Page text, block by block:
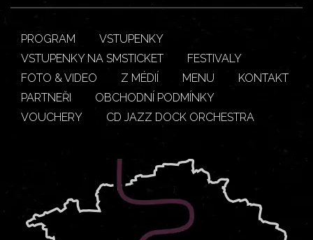
PROGRAM
VSTUPENKY
VSTUPENKY NA SMSTICKET
FESTIVALY
FOTO & VIDEO
Z MÉDIÍ MENU
KONTAKT
PARTNEŘI
OBCHODNÍ PODMÍNKY
VOUCHERY
CD JAZZ DOCK ORCHESTRA